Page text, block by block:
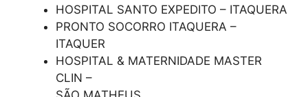
HOSPITAL SANTO EXPEDITO – ITAQUERA
PRONTO SOCORRO ITAQUERA –
ITAQUER
HOSPITAL & MATERNIDADE MASTER
CLIN –